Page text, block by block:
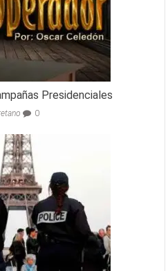
Presidenciales
0